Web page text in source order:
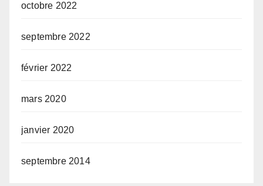
octobre 2022
septembre 2022
février 2022
mars 2020
janvier 2020
septembre 2014